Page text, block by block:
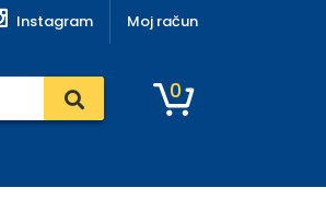
Instagram Moj račun
0